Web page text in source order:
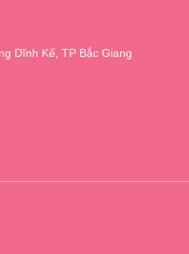
Dĩnh Kế, TP Bắc Giang